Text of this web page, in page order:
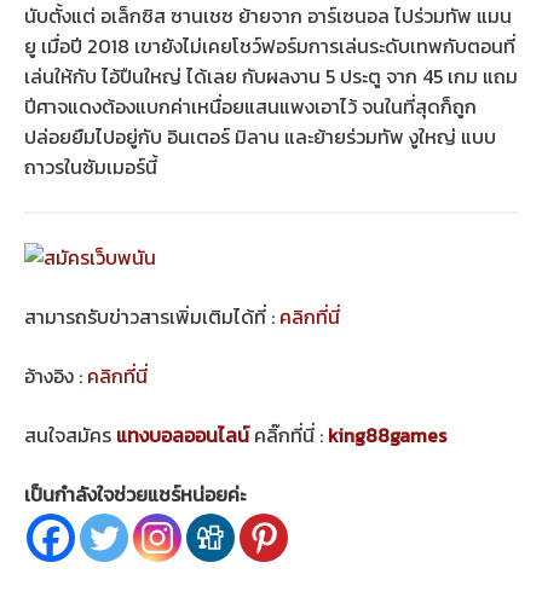
นับตั้งแต่ อเล็กซิส ซานเชซ ย้ายจาก อาร์เซนอล ไปร่วมทัพ แมน
ยู เมื่อปี 2018 เขายังไม่เคยโชว์ฟอร์มการเล่นระดับเทพกับตอนที่
เล่นให้กับ ไอ้ปืนใหญ่ ได้เลย กับผลงาน 5 ประตู จาก 45 เกม แถม
ปีศาจแดงต้องแบกค่าเหนื่อยแสนแพงเอาไว้ จนในที่สุดก็ถูก
ปล่อยยืมไปอยู่กับ อินเตอร์ มิลาน และย้ายร่วมทัพ งูใหญ่ แบบ
ถาวรในซัมเมอร์นี้
สามารถรับข่าวสารเพิ่มเติมได้ที่ : คลิกที่นี่
อ้างอิง : คลิกที่นี่
สนใจสมัคร แทงบอลออนไลน์คลิ๊กที่นี่ : king88games
เป็นกำลังใจช่วยแชร์หน่อยค่ะ